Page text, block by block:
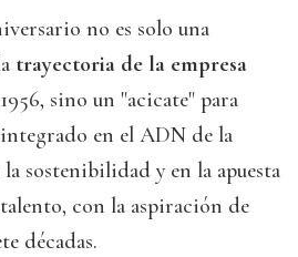
no es solo una
trayectoria de la empresa
sino un "acicate" para
en el ADN de la
sostenibilidad y en la apuesta
con la aspiración de
décadas.